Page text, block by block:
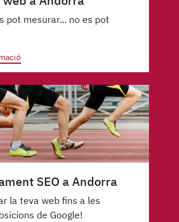
pot mesurar... no es pot
SEO a Andorra
la teva web fins a les
de Google!